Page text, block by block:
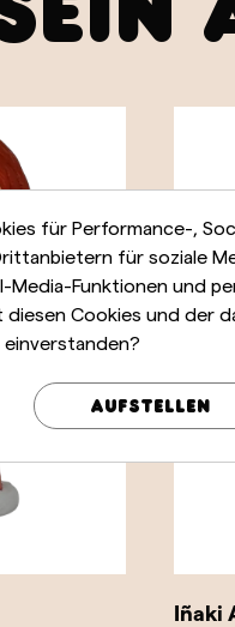
Iñaki
für Performance-,
für soziale
Media-Funktionen und
diesen Cookies und der
Aufstellen